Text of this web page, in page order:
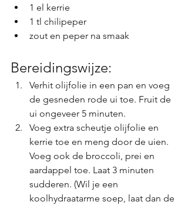
1 el kerrie
1 tl chilipeper
zout en peper na smaak
Bereidingswijze:
Verhit olijfolie in een pan en voeg
de gesneden rode ui toe. Fruit de
ui ongeveer 5 minuten.
Voeg extra scheutje olijfolie en
kerrie toe en meng door de uien.
Voeg ook de broccoli, prei en
aardappel toe. Laat 3 minuten
sudderen. (Wil je een
koolhydraatarme soep, laat dan de